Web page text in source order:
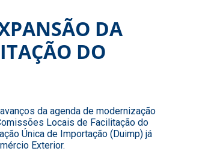
DA
DO
da agenda de modernização
Locais de Facilitação do
Única de Importação (Duimp) já
Exterior.